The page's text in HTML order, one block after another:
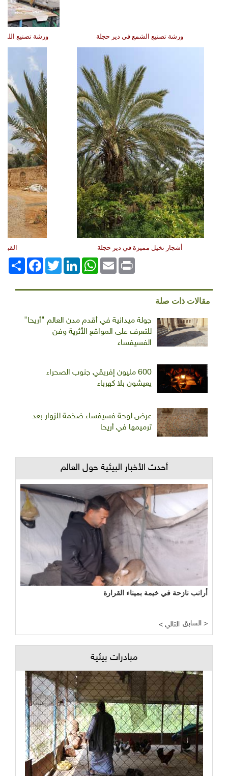
ورشة تصنيع الشمع في دير حجلة ورشة تصنيع
أشجار نخيل مميزة في دير حجلة القبة
انشر
FacebookTwitterLinkedIn
WhatsAppEmail Print
مقالات ذات صلة
جولة ميدانية في أقدم مدن العالم "أريحا"
للتعرف على المواقع الأثرية وفن
الفسيفساء
600 مليون إفريقي جنوب الصحراء
يعيشون بلا كهرباء
عرض لوحة فسيفساء ضخمة للزوار بعد
ترميمها في أريحا
أحدث الأخبار البيئية حول العالم
أرانب نازحة في خيمة بميناء القرارة
< التالي السابق >
مبادرات بيئية